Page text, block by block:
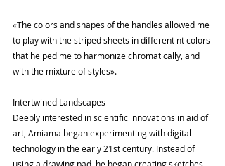
«The colors and shapes of the handles allowed me
to play with the striped sheets in different nt colors
that helped me to harmonize chromatically, and
with the mixture of styles».
Intertwined Landscapes
Deeply interested in scientific innovations in aid of
art, Amiama began experimenting with digital
technology in the early 21st century. Instead of